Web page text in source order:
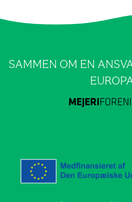
SAMMEN OM EN